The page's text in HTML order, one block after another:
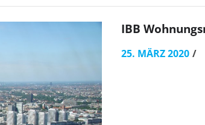
IBB
25. MÄRZ 2020